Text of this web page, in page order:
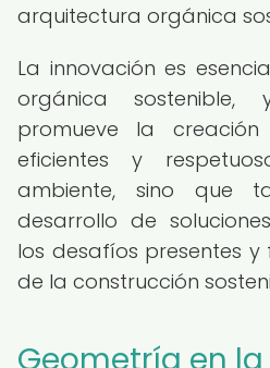
arquitectura orgánica
La innovación es
orgánica
promueve la
eficientes y
ambiente, sino que
desarrollo de
los desafíos presentes
de la construcción